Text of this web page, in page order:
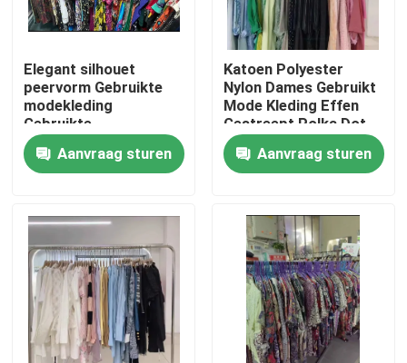
Kwaliteitscontrole
Contacteer ons
Verzoek om een Citaat
Primaire kinderkleding
De Schoenen van tweede Handmensen
Elegant silhouet
peervorm Gebruikte
modekleding
Gebruikte
Reformatiejurken
Aanvraag sturen
Katoen Polyester
Nylon Dames Gebruikt
Mode Kleding Effen
Gestreept Polka Dot
Aanvraag sturen